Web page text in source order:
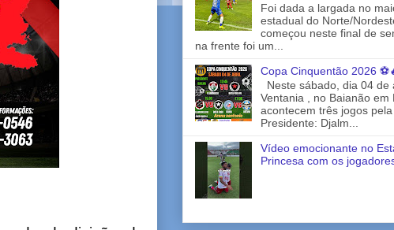
Foi dada a largada no
estadual do Norte/
começou neste final de
na frente foi um...
Copa Cinquentão 2026
Neste sábado, dia 04 de
Ventania , no Baianão em
acontecem três jogos
Presidente: Djalm...
Vídeo emocionante no
Princesa com os